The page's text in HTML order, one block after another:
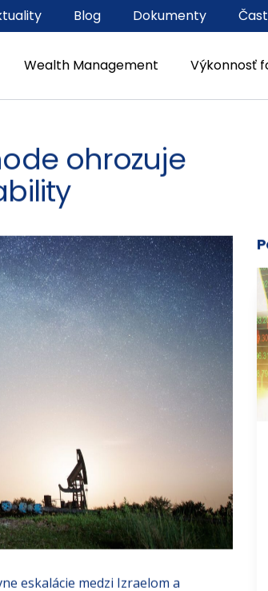
Wealth Management Výkonnosť
Blog Dokumenty
ohrozuje
# investujte na fin trhoch
Ropa na predkrízových
úrovniach
Keď minulý rok prerazila cena ropy
WTI s májovým dodaním...